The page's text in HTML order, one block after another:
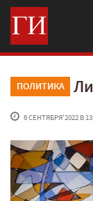
ПОЛИТИКА
6 СЕНТЯБРЯ'2022 В